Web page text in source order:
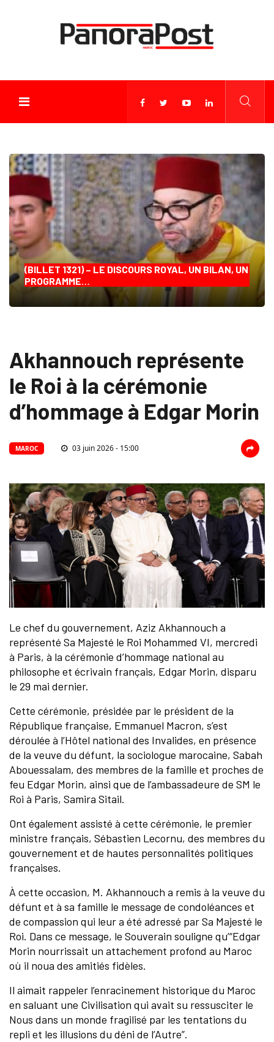
(BILLET 1321) – LE DISCOURS ROYAL, UN BILAN, UN
PROGRAMME…
Akhannouch représente
le Roi à la cérémonie
d’hommage à Edgar Morin
MAROC 03 juin 2026 - 15:00
Le chef du gouvernement, Aziz Akhannouch a
représenté Sa Majesté le Roi Mohammed VI, mercredi
à Paris, à la cérémonie d’hommage national au
philosophe et écrivain français, Edgar Morin, disparu
le 29 mai dernier.
Cette cérémonie, présidée par le président de la
République française, Emmanuel Macron, s’est
déroulée à l’Hôtel national des Invalides, en présence
de la veuve du défunt, la sociologue marocaine, Sabah
Abouessalam, des membres de la famille et proches de
feu Edgar Morin, ainsi que de l’ambassadeure de SM le
Roi à Paris, Samira Sitail.
Ont également assisté à cette cérémonie, le premier
ministre français, Sébastien Lecornu, des membres du
gouvernement et de hautes personnalités politiques
françaises.
À cette occasion, M. Akhannouch a remis à la veuve du
défunt et à sa famille le message de condoléances et
de compassion qui leur a été adressé par Sa Majesté le
Roi. Dans ce message, le Souverain souligne qu’“Edgar
Morin nourrissait un attachement profond au Maroc
où il noua des amitiés fidèles.
Il aimait rappeler l’enracinement historique du Maroc
en saluant une Civilisation qui avait su ressusciter le
Nous dans un monde fragilisé par les tentations du
repli et les illusions du déni de l’Autre”.